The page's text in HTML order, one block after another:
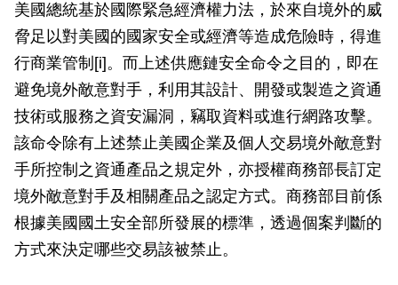
美國總統基於國際緊急經濟權力法，於來自境外的威
脅足以對美國的國家安全或經濟等造成危險時，得進
行商業管制[i]。而上述供應鏈安全命令之目的，即在
避免境外敵意對手，利用其設計、開發或製造之資通
技術或服務之資安漏洞，竊取資料或進行網路攻擊。
該命令除有上述禁止美國企業及個人交易境外敵意對
手所控制之資通產品之規定外，亦授權商務部長訂定
境外敵意對手及相關產品之認定方式。商務部目前係
根據美國國土安全部所發展的標準，透過個案判斷的
方式來決定哪些交易該被禁止。